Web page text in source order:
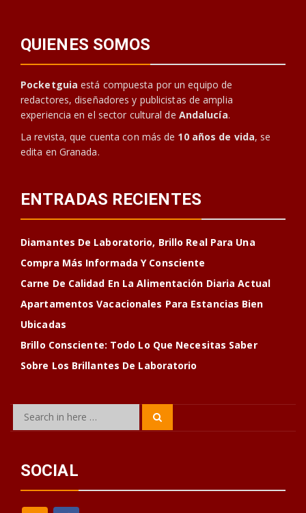
QUIENES SOMOS
Pocketguia está compuesta por un equipo de
redactores, diseñadores y publicistas de amplia
experiencia en el sector cultural de Andalucía.
La revista, que cuenta con más de 10 años de vida, se
edita en Granada.
ENTRADAS RECIENTES
Diamantes De Laboratorio, Brillo Real Para Una
Compra Más Informada Y Consciente
Carne De Calidad En La Alimentación Diaria Actual
Apartamentos Vacacionales Para Estancias Bien
Ubicadas
Brillo Consciente: Todo Lo Que Necesitas Saber
Sobre Los Brillantes De Laboratorio
Search
SOCIAL